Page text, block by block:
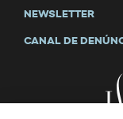
NEWSLETTER
CANAL DE